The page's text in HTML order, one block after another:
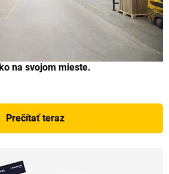
na svojom mieste.
Prečítať teraz